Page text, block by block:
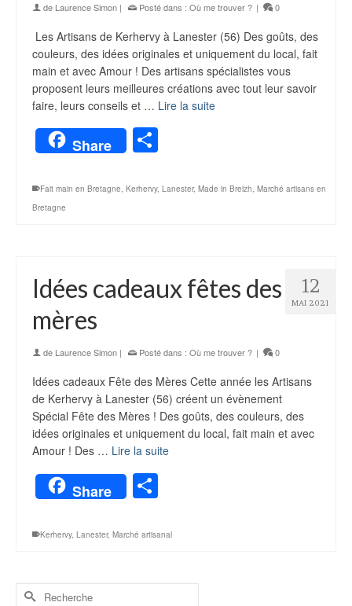
de Laurence Simon | Posté dans : Où me trouver ? | 0
Les Artisans de Kerhervy à Lanester (56) Des goûts, des
couleurs, des idées originales et uniquement du local, fait
main et avec Amour ! Des artisans spécialistes vous
proposent leurs meilleures créations avec tout leur savoir
faire, leurs conseils et … Lire la suite
Share
Fait main en Bretagne, Kerhervy, Lanester, Made in Breizh, Marché artisans en
Bretagne
12
MAI 2021
Idées cadeaux fêtes des
mères
de Laurence Simon | Posté dans : Où me trouver ? | 0
Idées cadeaux Fête des Mères Cette année les Artisans
de Kerhervy à Lanester (56) créent un évènement
Spécial Fête des Mères ! Des goûts, des couleurs, des
idées originales et uniquement du local, fait main et avec
Amour ! Des … Lire la suite
Share
Kerhervy, Lanester, Marché artisanal